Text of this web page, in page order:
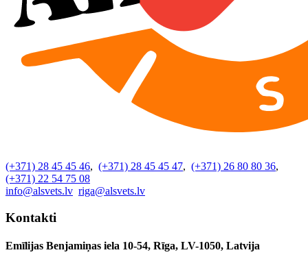
(+371) 28 45 45 46, (+371) 28 45 45 47, (+371) 26 80 80 36,
(+371) 22 54 75 08
info@alsvets.lv riga@alsvets.lv
Kontakti
Emīlijas Benjamiņas iela 10-54, Rīga, LV-1050, Latvija